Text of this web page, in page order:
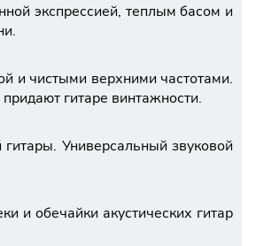
экспрессией, теплым басом и
и чистыми верхними частотами.
гитаре винтажности.
Универсальный звуковой
и обечайки акустических гитар